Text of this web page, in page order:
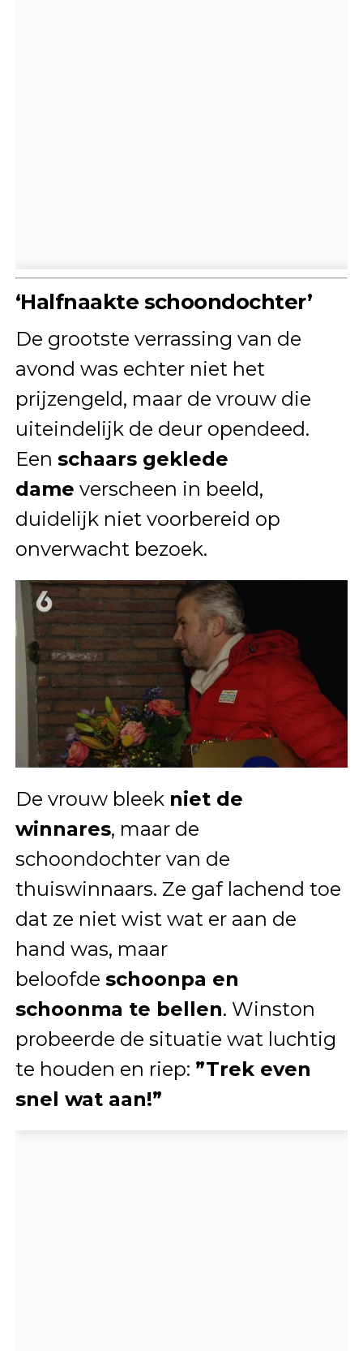
‘Halfnaakte schoondochter’
De grootste verrassing van de
avond was echter niet het
prijzengeld, maar de vrouw die
uiteindelijk de deur opendeed.
Een schaars geklede
dame verscheen in beeld,
duidelijk niet voorbereid op
onverwacht bezoek.
De vrouw bleek niet de
winnares, maar de
schoondochter van de
thuiswinnaars. Ze gaf lachend toe
dat ze niet wist wat er aan de
hand was, maar
beloofde schoonpa en
schoonma te bellen. Winston
probeerde de situatie wat luchtig
te houden en riep: ”Trek even
snel wat aan!”